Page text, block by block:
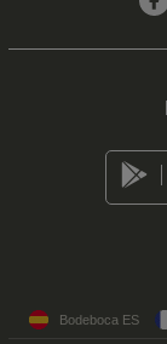
Bodeboca ES